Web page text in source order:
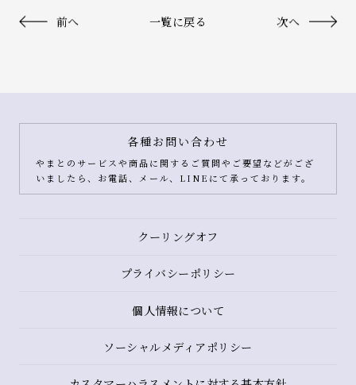
前へ 一覧に戻る 次へ
各種お問い合わせ
やまとのサービスや商品に関するご質問やご要望などがござ
いましたら、お電話、メール、LINEにて承っております。
クーリングオフ
プライバシーポリシー
個人情報について
ソーシャルメディアポリシー